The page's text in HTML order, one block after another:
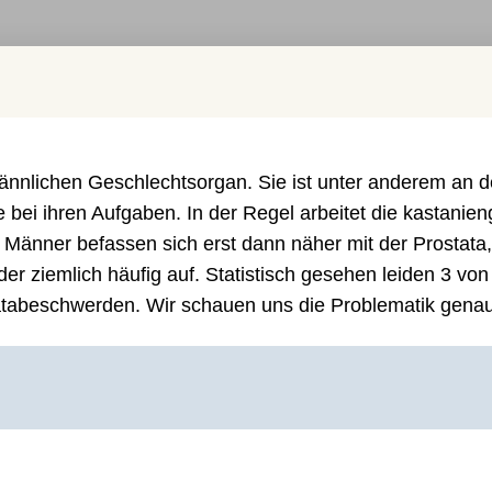
Geschlechtsorgan. Sie ist unter anderem an
ihren Aufgaben. In der Regel arbeitet die
befassen sich erst dann näher mit der
ziemlich häufig auf. Statistisch gesehen leiden 3
Wir schauen uns die Problematik